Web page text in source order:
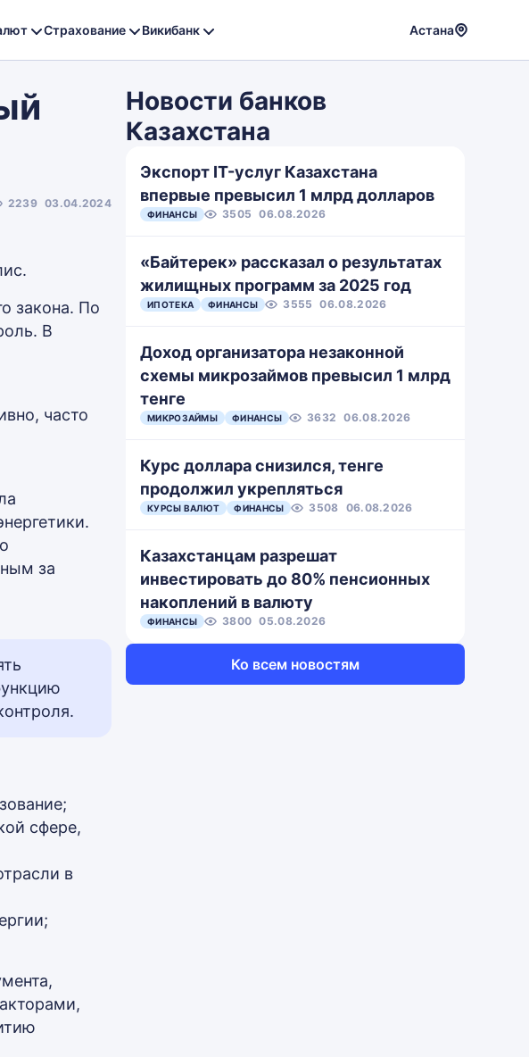
Страхование Викибанк Астана
2239 03.04.2024
закона. По
В
часто
за
сфере,
в
Новости банков
Казахстана
Экспорт IT-услуг Казахстана
впервые превысил 1 млрд долларов
ФИНАНСЫ 3505 06.08.2026
«Байтерек» рассказал о результатах
жилищных программ за 2025 год
ИПОТЕКА ФИНАНСЫ 3555 06.08.2026
Доход организатора незаконной
схемы микрозаймов превысил 1 млрд
тенге
МИКРОЗАЙМЫ ФИНАНСЫ 3632 06.08.2026
Курс доллара снизился, тенге
продолжил укрепляться
КУРСЫ ВАЛЮТ ФИНАНСЫ 3508 06.08.2026
Казахстанцам разрешат
инвестировать до 80% пенсионных
накоплений в валюту
ФИНАНСЫ 3800 05.08.2026
Ко всем новостям